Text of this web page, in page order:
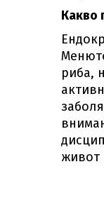
Какво
риба,
живот